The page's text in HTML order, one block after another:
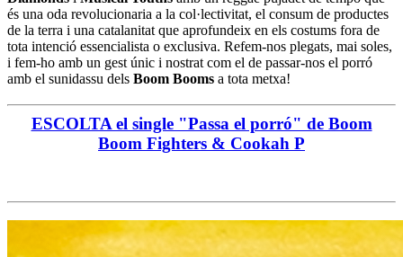
és una oda revolucionaria a la col·lectivitat, el consum de productes
de la terra i una catalanitat que aprofundeix en els costums fora de
tota intenció essencialista o exclusiva. Refem-nos plegats, mai soles,
i fem-ho amb un gest únic i nostrat com el de passar-nos el porró
amb el sunidassu dels Boom Booms a tota metxa!
ESCOLTA el single "Passa el porró" de Boom
Boom Fighters & Cookah P